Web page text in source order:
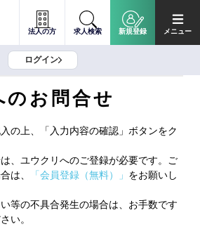
法人の方 求人検索 新規登録 メニュー
ログイン
のお問合せ
の上、「入力内容の確認」ボタンをク
、ユウクリへのご登録が必要です。ご
は、
「会員登録（無料）」 をお願いし
等の不具合発生の場合は、お手数です
い。